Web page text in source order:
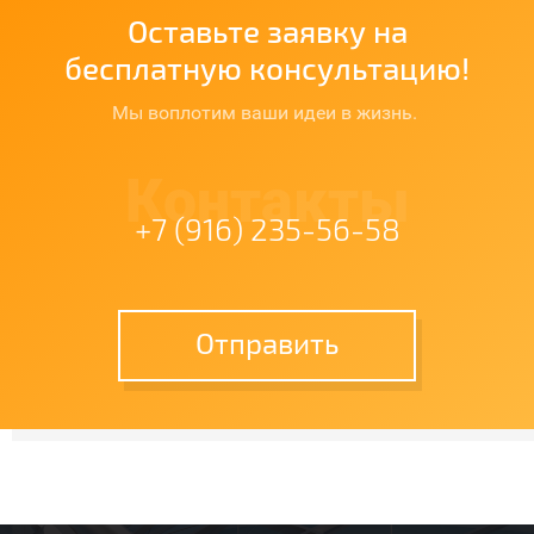
Оставьте заявку на
бесплатную консультацию!
Мы воплотим ваши идеи в жизнь.
Контакты
+7 (916) 235-56-58
Отправить